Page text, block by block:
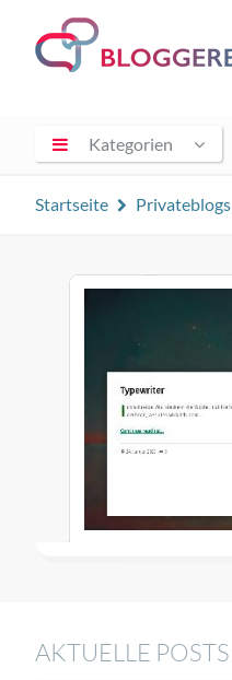
Kategorien
Startseite Privateblogs
AKTUELLE POSTS